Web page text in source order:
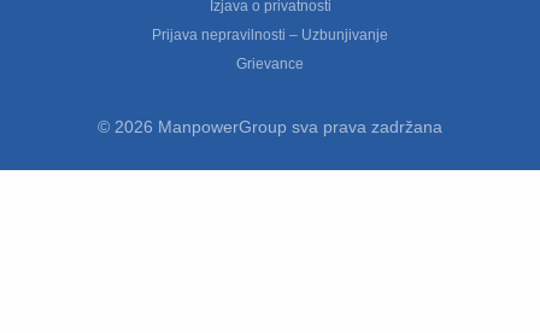
Izjava o privatnosti
Prijava nepravilnosti – Uzbunjivanje
Grievance
© 2026 ManpowerGroup sva prava zadržana